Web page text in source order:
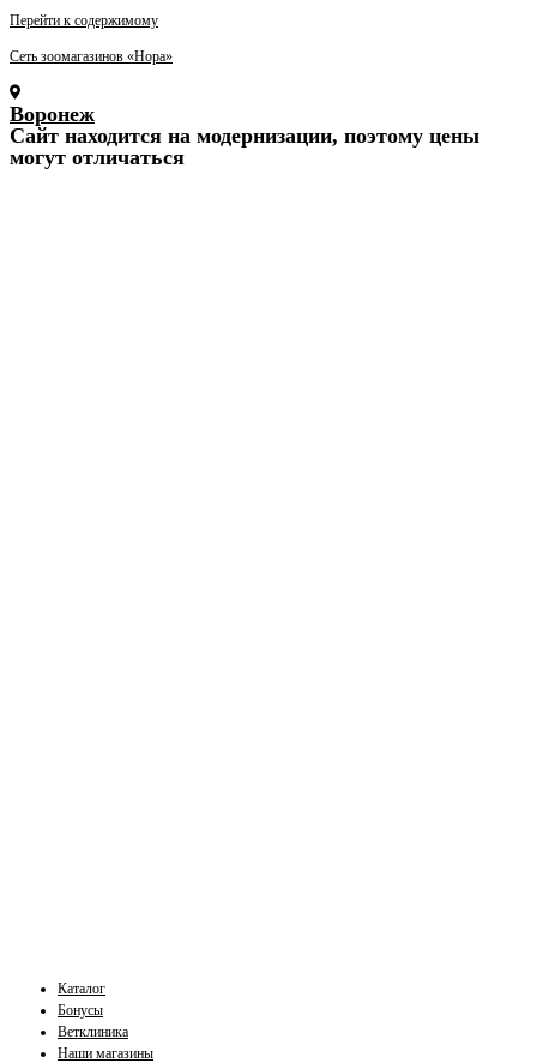
Перейти к содержимому
Сеть зоомагазинов «Нора»
Воронеж
Cайт находится на модернизации, поэтому цены
могут отличаться
Каталог
Бонусы
Ветклиника
Наши магазины